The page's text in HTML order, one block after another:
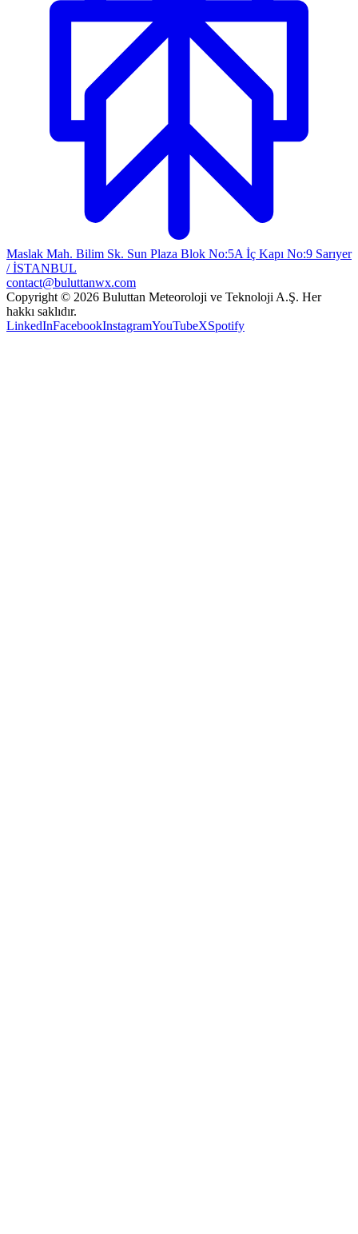
Maslak Mah. Bilim Sk. Sun Plaza Blok No:5A İç Kapı No:9 Sarıyer
/ İSTANBUL
contact@buluttanwx.com
Copyright © 2026 Buluttan Meteoroloji ve Teknoloji A.Ş. Her
hakkı saklıdır.
LinkedInFacebookInstagramYouTubeXSpotify